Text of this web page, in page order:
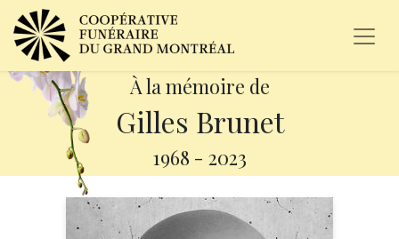
À la mémoire de
Gilles Brunet
1968 - 2023